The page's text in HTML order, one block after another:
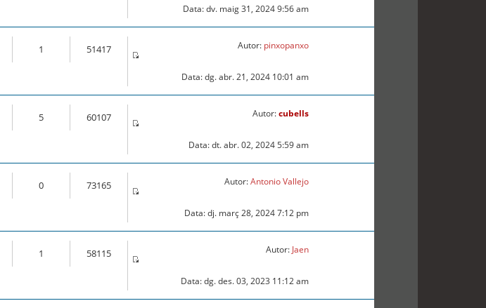
Data: dv. maig 31, 2024 9:56 am
1 51417 Autor: pinxopanxo
Data: dg. abr. 21, 2024 10:01 am
5 60107 Autor:cubells
Data: dt. abr. 02, 2024 5:59 am
0 73165 Autor:Antonio Vallejo
Data: dj. març 28, 2024 7:12 pm
1 58115 Autor: Jaen
Data: dg. des. 03, 2023 11:12 am